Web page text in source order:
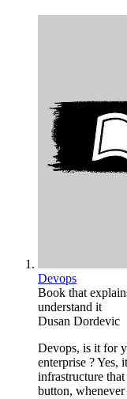
Devops
Book that
understand it
Dusan Dordevic
Devops, is it for
enterprise ? Yes,
infrastructure
button,